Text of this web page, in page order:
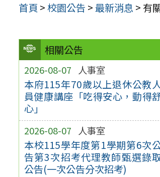
首頁 >校園公告 >最新消息 > 有
相關公告
2026-08-07 人事室
本府115年70歲以上退休公教
員健康講座「吃得安心，動得
心」
2026-08-07 人事室
本校115學年度第1學期第6次
告第3次招考代理教師甄選錄
公告(一次公告分次招考)